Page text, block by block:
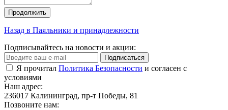
Продолжить
Назад в Паяльники и принадлежности
Подписывайтесь на новости и акции:
Подписаться
Я прочитал Политика Безопасности и согласен с
условиями
Наш адрес:
236017 Калининград,​ пр-т Победы, 81
Позвоните нам: